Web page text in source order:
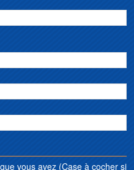
vous avez (Case à cocher si